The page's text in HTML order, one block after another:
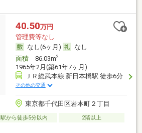
40.50万円
管理費等なし
なし(6ヶ月)
なし
面積86.03m2
1965年2月(築61年7ヶ月)
ＪＲ総武本線 新日本橋駅 徒歩6分
その他の交通
東京都千代田区岩本町２丁目
駅から徒歩5分以内
2階以上